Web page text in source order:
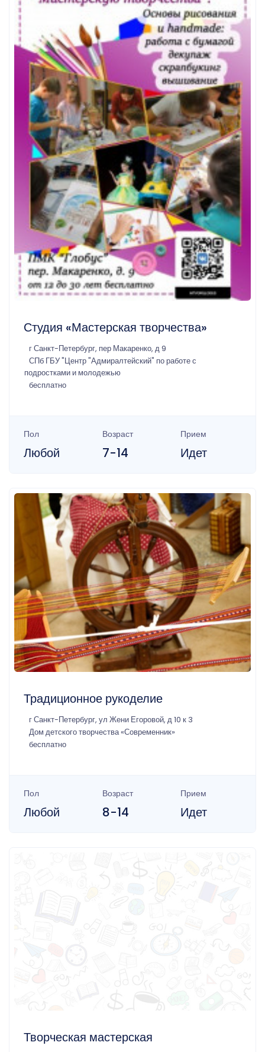
Студия «Мастерская творчества»
г Санкт-Петербург, пер Макаренко, д 9
СПб ГБУ "Центр "Адмиралтейский" по работе с
подростками и молодежью
бесплатно
Пол
Любой
Возраст
7-14
Прием
Идет
Традиционное рукоделие
г Санкт-Петербург, ул Жени Егоровой, д 10 к 3
Дом детского творчества «Современник»
бесплатно
Пол
Любой
Возраст
8-14
Прием
Идет
Творческая мастерская